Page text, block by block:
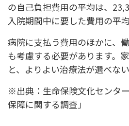
の自己負担費用の平均は、
入院期間中に要した費用の平
病院に支払う費用のほかに、
も考慮する必要があります。
と、よりよい治療法が選べな
※出典：生命保険文化センタ
保障に関する調査」